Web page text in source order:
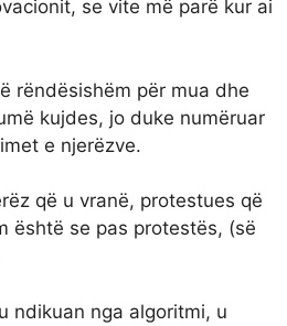
se vite më parë kur ai
rëndësishëm për mua dhe
kujdes, jo duke numëruar
e njerëzve.
që u vranë, protestues që
është se pas protestës, (së
ndikuan nga algoritmi, u